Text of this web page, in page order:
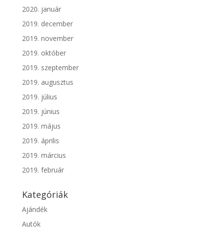
2020. január
2019. december
2019. november
2019. október
2019. szeptember
2019. augusztus
2019. július
2019. június
2019. május
2019. április
2019. március
2019. február
Kategóriák
Ajándék
Autók